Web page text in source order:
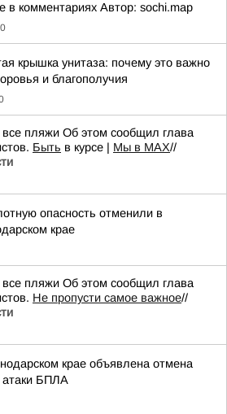
в комментариях Автор: sochi.map
крышка унитаза: почему это важно
и благополучия
пляжи Об этом сообщил глава
Быть в курсе | Мы в MAX//
опасность отменили в
крае
пляжи Об этом сообщил глава
Не пропусти самое важное//
крае объявлена отмена
атаки БПЛА